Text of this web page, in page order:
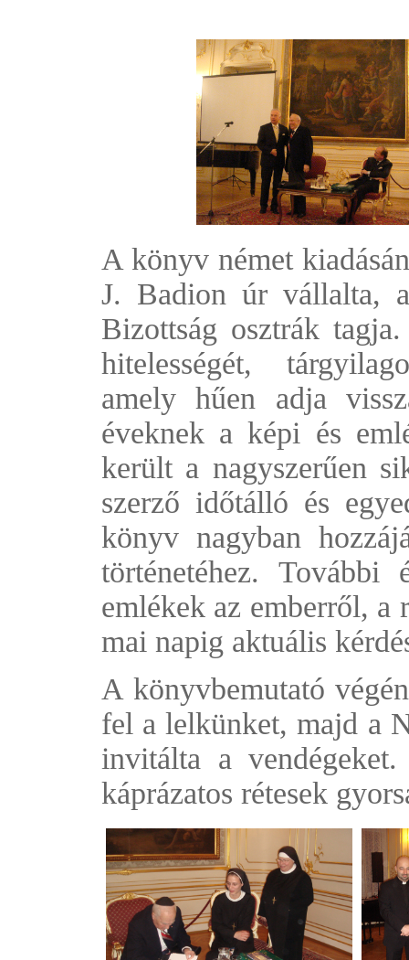
A könyv német
J. Badion úr vállalta,
Bizottság osztrák
hitelességét,
amely hűen adja
éveknek a képi és
került a nagyszerűen
szerző időtálló és
könyv nagyban
történetéhez.
emlékek az emberről, a
mai napig aktuális
A könyvbemutató
fel a lelkünket, majd a
invitálta a
káprázatos rétesek